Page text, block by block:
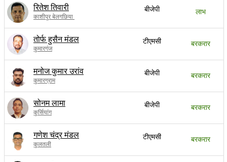
रितेश तिवारी
काशीपुर बेलगछिया
बीजेपी लाभ
तोर्फ हुसैन मंडल
कुमारगंज
टीएमसी बरकरार
मनोज कुमार उरांव
कुमारग्राम
बीजेपी बरकरार
सोनम लामा
कुर्सियांग
बीजेपी बरकरार
गणेश चंद्र मंडल
कुलतली
टीएमसी बरकरार